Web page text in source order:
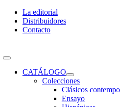
Skip
content
La editorial
Distribuidores
Contacto
Toggle
NavigationCATÁLOGO
Colecciones
Clásicos
Ensayo